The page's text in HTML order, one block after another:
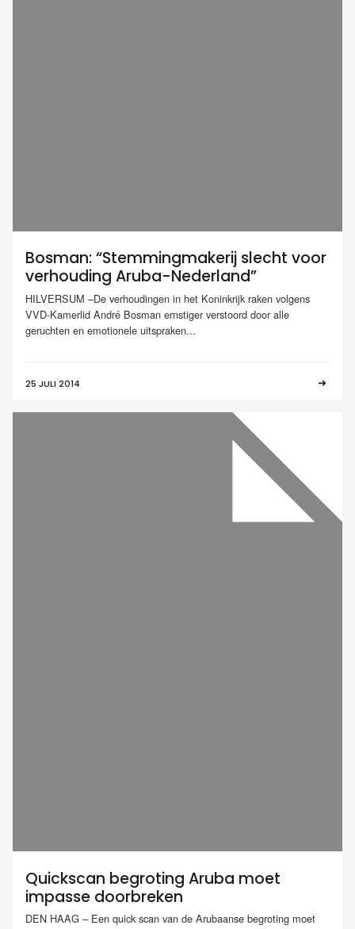
Bosman: “Stemmingmakerij slecht voor
verhouding Aruba-Nederland”
HILVERSUM –De verhoudingen in het Koninkrijk raken volgens
VVD-Kamerlid André Bosman ernstiger verstoord door alle
geruchten en emotionele uitspraken...
25 JULI 2014
Quickscan begroting Aruba moet
impasse doorbreken
DEN HAAG – Een quick scan van de Arubaanse begroting moet